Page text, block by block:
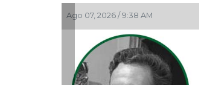
Ago 07, 2026 / 9:38 AM